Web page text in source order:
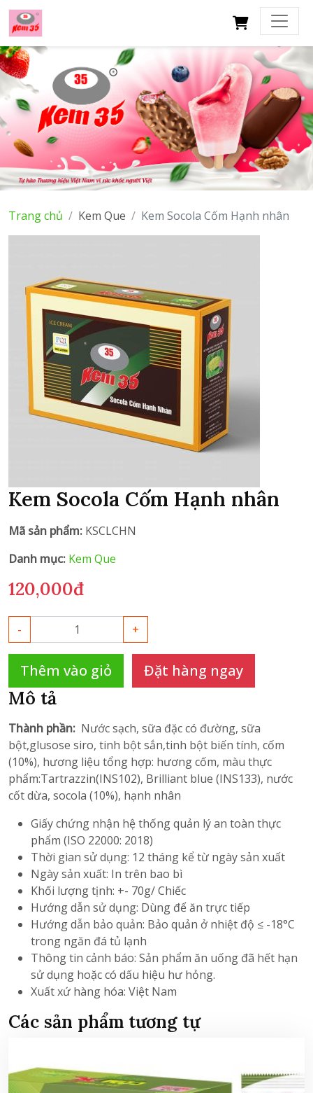
Trang chủ Kem Que Kem Socola Cốm Hạnh nhân
Kem Socola Cốm Hạnh nhân
Mã sản phẩm: KSCLCHN
Danh mục: Kem Que
120,000đ
- +
Thêm vào giỏ Đặt hàng ngay
Mô tả
Thành phần: Nước sạch, sữa đặc có đường, sữa
bột,glusose siro, tinh bột sắn,tinh bột biến tính, cốm
(10%), hương liệu tổng hợp: hương cốm, màu thực
phẩm:Tartrazzin(INS102), Brilliant blue (INS133), nước
cốt dừa, socola (10%), hạnh nhân
Giấy chứng nhận hệ thống quản lý an toàn thực
phẩm (ISO 22000: 2018)
Thời gian sử dụng: 12 tháng kể từ ngày sản xuất
Ngày sản xuất: In trên bao bì
Khối lượng tịnh: +- 70g/ Chiếc
Hướng dẫn sử dụng: Dùng để ăn trực tiếp
Hướng dẫn bảo quản: Bảo quản ở nhiệt độ ≤ -18°C
trong ngăn đá tủ lạnh
Thông tin cảnh báo: Sản phẩm ăn uống đã hết hạn
sử dụng hoặc có dấu hiệu hư hỏng.
Xuất xứ hàng hóa: Việt Nam
Các sản phẩm tương tự